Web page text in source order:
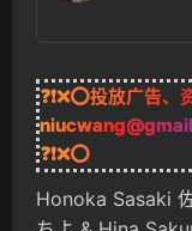
❓❗❌⭕投放广告
❓❗❌⭕
Honoka Sasaki